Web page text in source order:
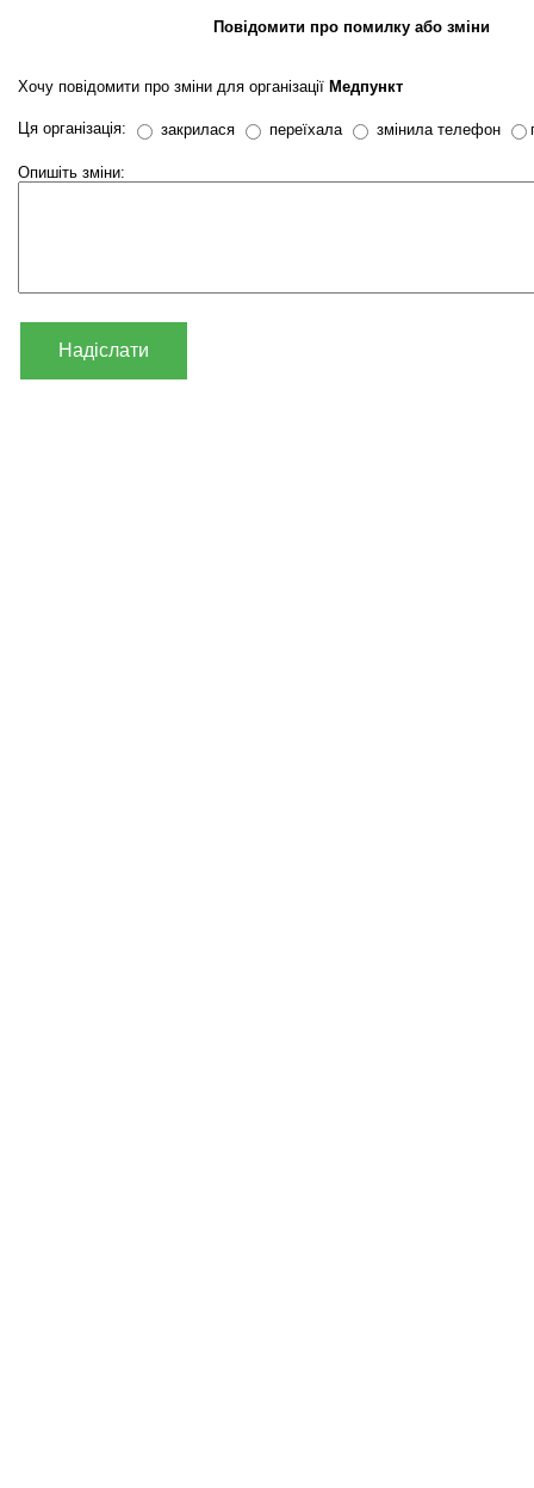
Повідомити про помилку або зміни
Хочу повідомити про зміни для організації Медпункт
Ця організація: закрилася переїхала змінила телефон
Опишіть зміни:
Надіслати